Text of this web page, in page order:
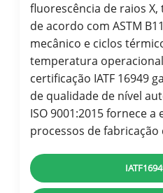
fluorescência de raios
de acordo com ASTM
mecânico e ciclos
temperatura
certificação IATF 16949
de qualidade de nível
ISO 9001:2015 fornece
processos de fabricação